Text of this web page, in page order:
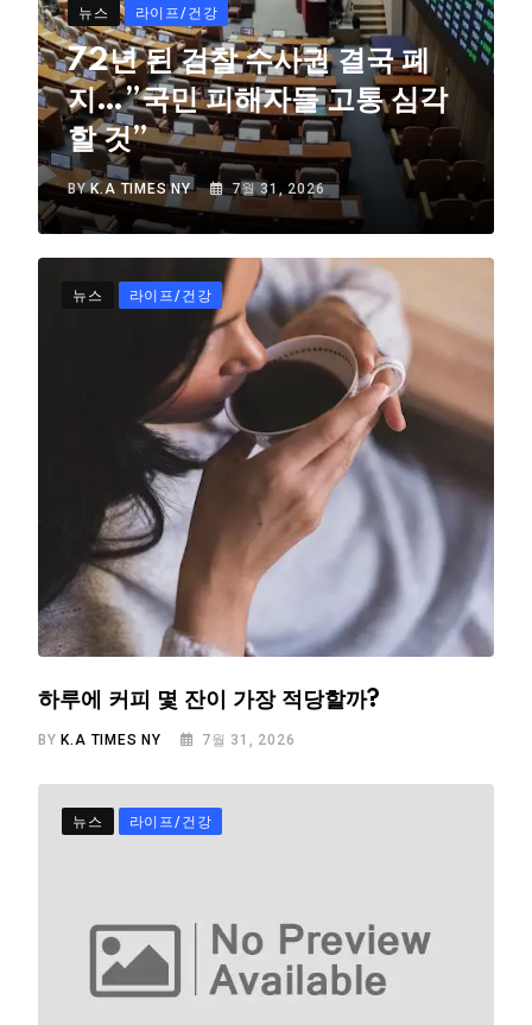
뉴스 라이프/건강
72년 된 검찰 수사권 결국 폐
지…”국민 피해자들 고통 심각
할 것”
BYK.A TIMES NY 7월 31, 2026
뉴스 라이프/건강
하루에 커피 몇 잔이 가장 적당할까?
BYK.A TIMES NY 7월 31, 2026
뉴스 라이프/건강